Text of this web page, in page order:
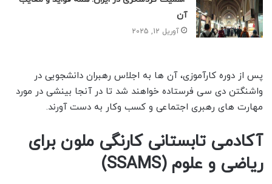
آن
آوریل 12, 2025
پس از دوره کارآموزی، آن ها به اجلاس رهبران دانشجویی در
واشنگتن دی سی فرستاده خواهند شد تا در آنجا بینشی در مورد
مهارت های رهبری اجتماعی و کسب وکار به دست آورند.
آکادمی تابستانی کارنگی ملون برای
ریاضی و علوم (SSAMS)